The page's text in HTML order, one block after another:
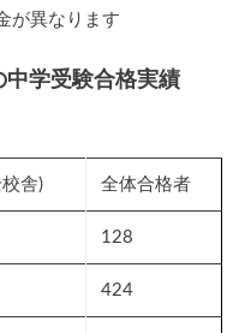
が異なります
中学受験合格実績
舎) 全体合格者
128
424